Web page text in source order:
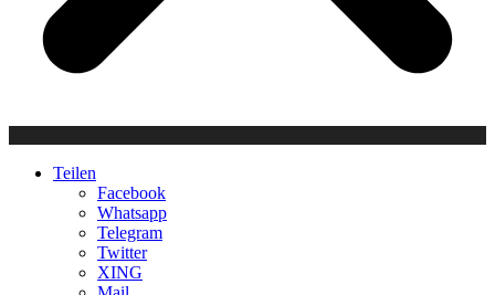
Teilen
Facebook
Whatsapp
Telegram
Twitter
XING